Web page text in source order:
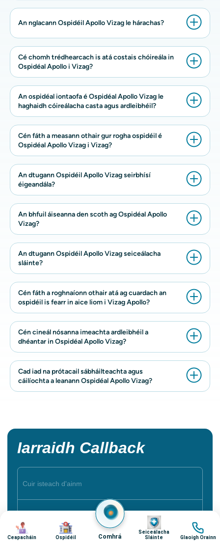
Íomha
Ceapacháin
Íomha
Ospidéil Comhrá
Íomha
Seiceálacha
Sláinte
Íomha
Glaoigh Orainn
An nglacann Ospidéil Apollo Vizag le hárachas?
Cé chomh trédhearcach is atá costais chóireála in
Ospidéal Apollo i Vizag?
An ospidéal iontaofa é Ospidéal Apollo Vizag le
haghaidh cóireálacha casta agus ardleibhéil?
Cén fáth a measann othair gur rogha ospidéil é
Ospidéal Apollo Vizag i Vizag?
An dtugann Ospidéil Apollo Vizag seirbhísí
éigeandála?
An bhfuil áiseanna den scoth ag Ospidéal Apollo
Vizag?
An dtugann Ospidéil Apollo Vizag seiceálacha
sláinte?
Cén fáth a roghnaíonn othair atá ag cuardach an
ospidéil is fearr in aice liom i Vizag Apollo?
Cén cineál nósanna imeachta ardleibhéil a
dhéantar in Ospidéal Apollo Vizag?
Cad iad na prótacail sábháilteachta agus
cáilíochta a leanann Ospidéal Apollo Vizag?
Iarraidh Callback